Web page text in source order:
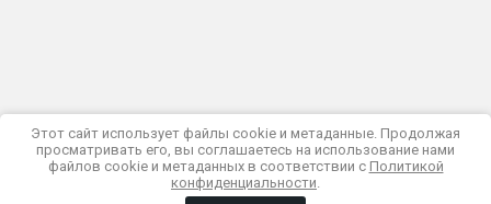
Политика конфиденциальности
© 2018 - 2026 HOFFMANN
Этот сайт использует файлы cookie и метаданные. Продолжая
просматривать его, вы соглашаетесь на использование нами
файлов cookie и метаданных в соответствии с Политикой
конфиденциальности.